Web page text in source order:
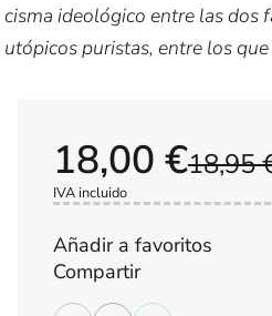
cisma ideológico entre las dos
utópicos puristas, entre los
18,95
18,00 €
IVA incluido
Añadir a favoritos
Compartir